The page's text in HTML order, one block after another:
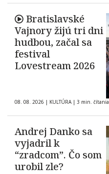
Bratislavské
Vajnory žijú tri dni
hudbou, začal sa
festival
Lovestream 2026
08. 08. 2026 | KULTÚRA | 3 min. čítania
Andrej Danko sa
vyjadril k
“zradcom”. Čo som
urobil zle?